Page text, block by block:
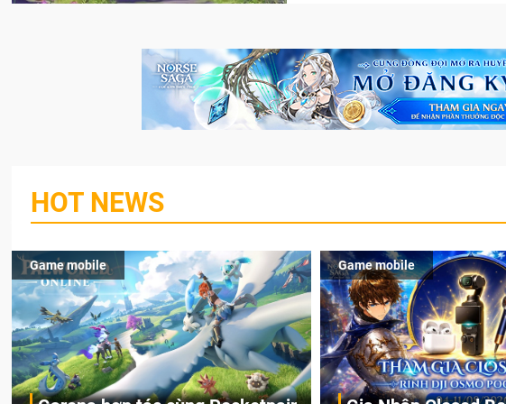
HOT NEWS
Game mobile Game mobile